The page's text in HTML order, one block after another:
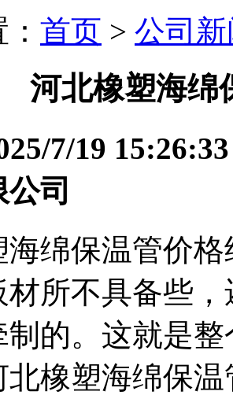
首页 > 公司
河北橡塑海绵
7/19
司
海绵保温管价
材所不具备些
制的。这就是
北橡塑海绵保